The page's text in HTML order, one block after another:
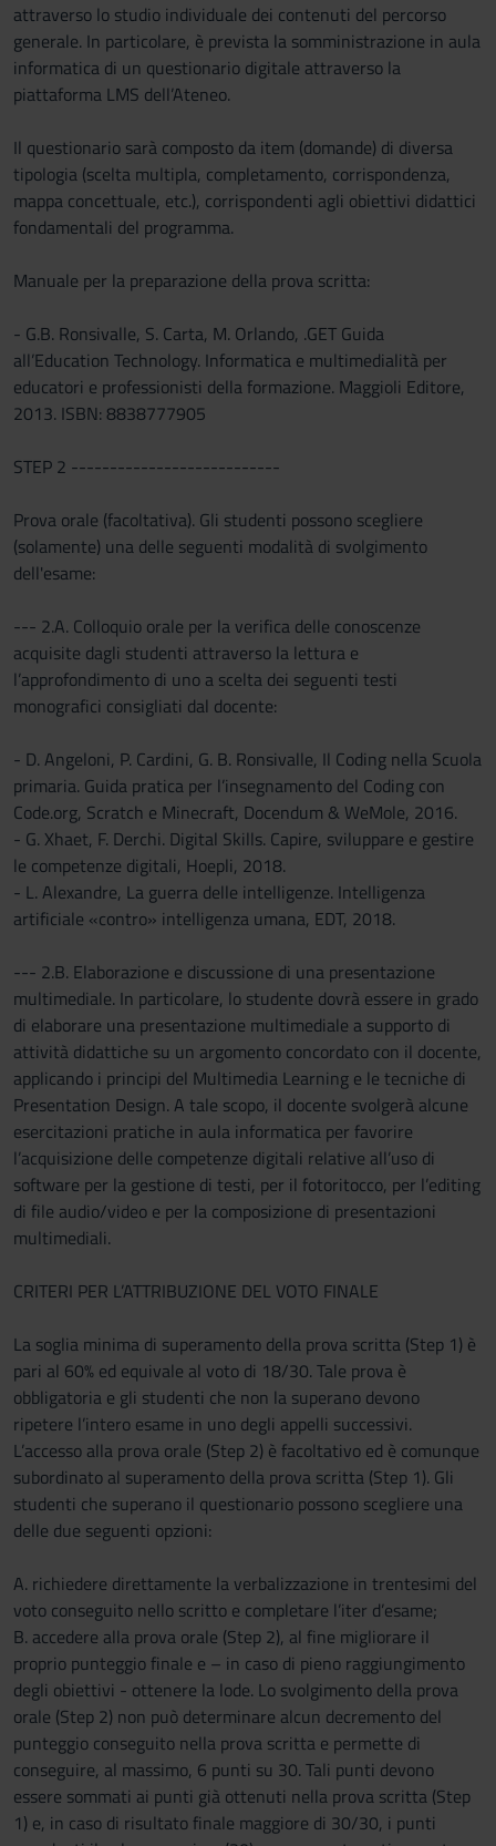
attraverso lo studio individuale dei contenuti del percorso
generale. In particolare, è prevista la somministrazione in aula
informatica di un questionario digitale attraverso la
piattaforma LMS dell’Ateneo.
Il questionario sarà composto da item (domande) di diversa
tipologia (scelta multipla, completamento, corrispondenza,
mappa concettuale, etc.), corrispondenti agli obiettivi didattici
fondamentali del programma.
Manuale per la preparazione della prova scritta:
- G.B. Ronsivalle, S. Carta, M. Orlando, .GET Guida
all’Education Technology. Informatica e multimedialità per
educatori e professionisti della formazione. Maggioli Editore,
2013. ISBN: 8838777905
STEP 2 ---------------------------
Prova orale (facoltativa). Gli studenti possono scegliere
(solamente) una delle seguenti modalità di svolgimento
dell'esame:
--- 2.A. Colloquio orale per la verifica delle conoscenze
acquisite dagli studenti attraverso la lettura e
l’approfondimento di uno a scelta dei seguenti testi
monografici consigliati dal docente:
- D. Angeloni, P. Cardini, G. B. Ronsivalle, Il Coding nella Scuola
primaria. Guida pratica per l’insegnamento del Coding con
Code.org, Scratch e Minecraft, Docendum & WeMole, 2016.
- G. Xhaet, F. Derchi. Digital Skills. Capire, sviluppare e gestire
le competenze digitali, Hoepli, 2018.
- L. Alexandre, La guerra delle intelligenze. Intelligenza
artificiale «contro» intelligenza umana, EDT, 2018.
--- 2.B. Elaborazione e discussione di una presentazione
multimediale. In particolare, lo studente dovrà essere in grado
di elaborare una presentazione multimediale a supporto di
attività didattiche su un argomento concordato con il docente,
applicando i principi del Multimedia Learning e le tecniche di
Presentation Design. A tale scopo, il docente svolgerà alcune
esercitazioni pratiche in aula informatica per favorire
l’acquisizione delle competenze digitali relative all’uso di
software per la gestione di testi, per il fotoritocco, per l’editing
di file audio/video e per la composizione di presentazioni
multimediali.
CRITERI PER L’ATTRIBUZIONE DEL VOTO FINALE
La soglia minima di superamento della prova scritta (Step 1) è
pari al 60% ed equivale al voto di 18/30. Tale prova è
obbligatoria e gli studenti che non la superano devono
ripetere l’intero esame in uno degli appelli successivi.
L’accesso alla prova orale (Step 2) è facoltativo ed è comunque
subordinato al superamento della prova scritta (Step 1). Gli
studenti che superano il questionario possono scegliere una
delle due seguenti opzioni:
A. richiedere direttamente la verbalizzazione in trentesimi del
voto conseguito nello scritto e completare l’iter d’esame;
B. accedere alla prova orale (Step 2), al fine migliorare il
proprio punteggio finale e – in caso di pieno raggiungimento
degli obiettivi - ottenere la lode. Lo svolgimento della prova
orale (Step 2) non può determinare alcun decremento del
punteggio conseguito nella prova scritta e permette di
conseguire, al massimo, 6 punti su 30. Tali punti devono
essere sommati ai punti già ottenuti nella prova scritta (Step
1) e, in caso di risultato finale maggiore di 30/30, i punti